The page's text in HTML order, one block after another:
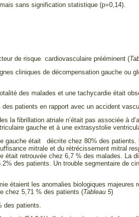
sans signification statistique (p=0,14).
de risque cardiovasculaire prééminent (
cliniques de décompensation gauche ou
des malades et une tachycardie était
patients en rapport avec un accident
la fibrillation atriale n’était pas associée à
gauche et à une extrasystolie
gauche était décrite chez 80% des
mitrale et du rétrécissement mitral
était retrouvée chez 6,7 % des malades. La
des patients. Un trouble segmentaire de
étaient les anomalies biologiques
chez 5,71 % des patients (Tableau 5)
des patients.